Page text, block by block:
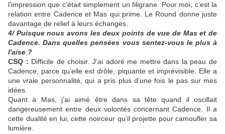
l’impression que c’était simplement un filigrane. Pour moi, c’est la
relation entre Cadence et Mas qui prime. Le Round donne juste
davantage de relief à leurs échanges.
4/ Puisque nous avons les deux points de vue de Mas et de
Cadence. Dans quelles pensées vous sentez-vous le plus à
l'aise ?
CSQ : Difficile de choisir. J’ai adoré me mettre dans la peau de
Cadence, parce qu’elle est drôle, piquante et imprévisible. Elle a
une vraie personnalité, qui a pris plus d’une fois le pas sur mes
idées.
Quant à Mas, j’ai aimé être dans sa tête quand il oscillait
dangereusement entre deux volontés concernant Cadence. Il a
cette dualité en lui, cette noirceur qu’il projette pour camoufler sa
lumière.